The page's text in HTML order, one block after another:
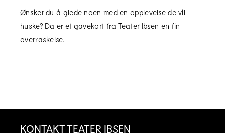
Ønsker du å glede noen med en opplevelse de vil
huske? Da er et gavekort fra Teater Ibsen en fin
overraskelse.
KONTAKT TEATER IBSEN